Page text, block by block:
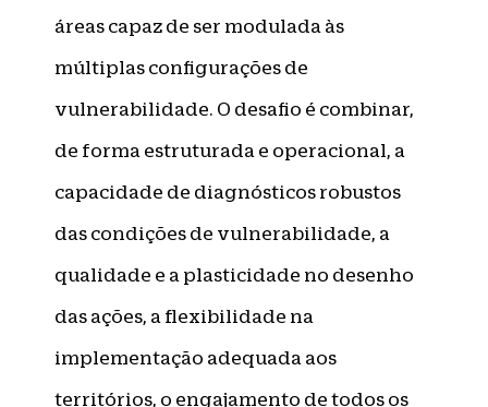
áreas capaz de ser modulada às
múltiplas configurações de
vulnerabilidade. O desafio é combinar,
de forma estruturada e operacional, a
capacidade de diagnósticos robustos
das condições de vulnerabilidade, a
qualidade e a plasticidade no desenho
das ações, a flexibilidade na
implementação adequada aos
territórios, o engajamento de todos os